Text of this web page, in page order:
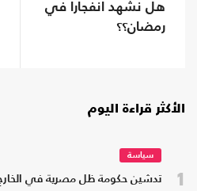
هل نشهد انفجارا في
رمضان؟؟
الأكثر قراءة اليوم
1
سياسة
تدشين حكومة ظل مصرية في